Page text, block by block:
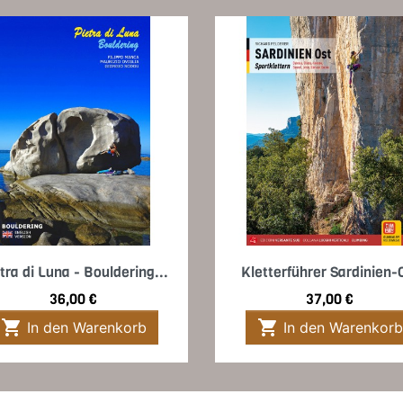
 Vorschau
di Luna - Bouldering...
Preis
36,00 €
 In den Warenkorb
 Vorschau
Kletterführer Sardinien-
Preis
37,00 €
 In den Warenkorb